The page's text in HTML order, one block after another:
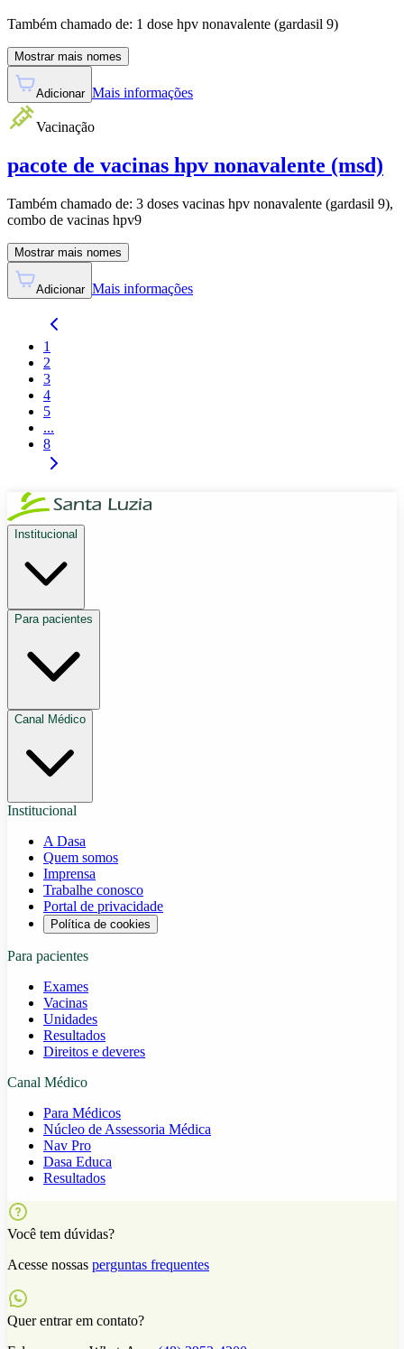
Também chamado de: 1 dose hpv nonavalente (gardasil 9)
Mostrar mais nomes
Adicionar Mais informações
Vacinação
pacote de vacinas hpv nonavalente (msd)
Também chamado de: 3 doses vacinas hpv nonavalente (gardasil 9),
combo de vacinas hpv9
Mostrar mais nomes
Adicionar Mais informações
1
2
3
4
5
...
8
Institucional
Para pacientes
Canal Médico
Institucional
A Dasa
Quem somos
Imprensa
Trabalhe conosco
Portal de privacidade
Política de cookies
Para pacientes
Exames
Vacinas
Unidades
Resultados
Direitos e deveres
Canal Médico
Para Médicos
Núcleo de Assessoria Médica
Nav Pro
Dasa Educa
Resultados
Você tem dúvidas?
Acesse nossas perguntas frequentes
Quer entrar em contato?